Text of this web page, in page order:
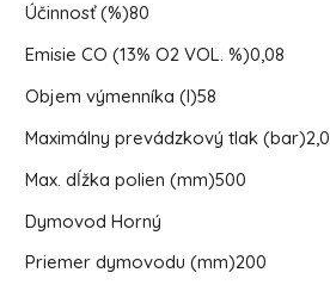
Účinnosť (%)80
Emisie CO (13% O2 VOL. %)0,08
Objem výmenníka (l)58
Maximálny prevádzkový tlak (bar)2,0
Max. dĺžka polien (mm)500
Dymovod Horný
Priemer dymovodu (mm)200